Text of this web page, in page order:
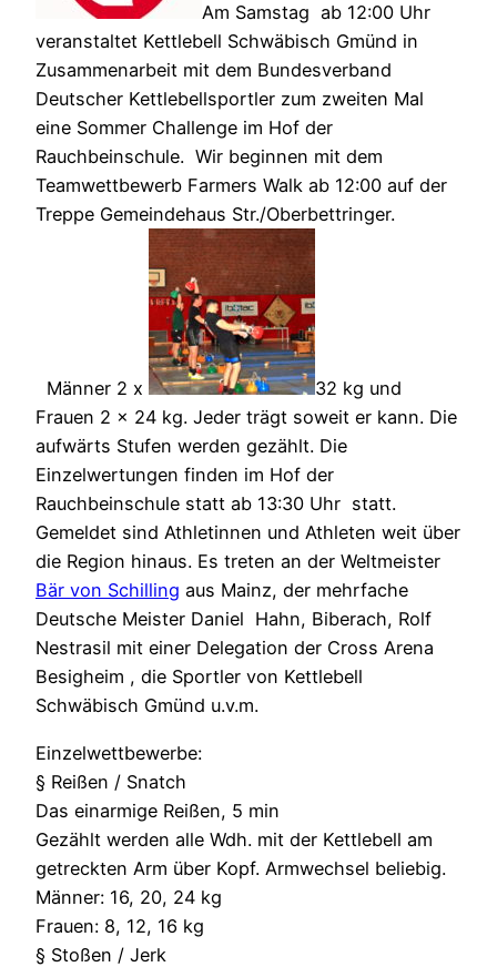
Am Samstag ab 12:00 Uhr
veranstaltet Kettlebell Schwäbisch Gmünd in
Zusammenarbeit mit dem Bundesverband
Deutscher Kettlebellsportler zum zweiten Mal
eine Sommer Challenge im Hof der
Rauchbeinschule. Wir beginnen mit dem
Teamwettbewerb Farmers Walk ab 12:00 auf der
Treppe Gemeindehaus Str./Oberbettringer.
Männer 2 x
32 kg und
Frauen 2 x 24 kg. Jeder trägt soweit er kann. Die
aufwärts Stufen werden gezählt. Die
Einzelwertungen finden im Hof der
Rauchbeinschule statt ab 13:30 Uhr statt.
Gemeldet sind Athletinnen und Athleten weit über
die Region hinaus. Es treten an der Weltmeister
Bär von Schilling aus Mainz, der mehrfache
Deutsche Meister Daniel Hahn, Biberach, Rolf
Nestrasil mit einer Delegation der Cross Arena
Besigheim , die Sportler von Kettlebell
Schwäbisch Gmünd u.v.m.
Einzelwettbewerbe:
§ Reißen / Snatch
Das einarmige Reißen, 5 min
Gezählt werden alle Wdh. mit der Kettlebell am
getreckten Arm über Kopf. Armwechsel beliebig.
Männer: 16, 20, 24 kg
Frauen: 8, 12, 16 kg
§ Stoßen / Jerk